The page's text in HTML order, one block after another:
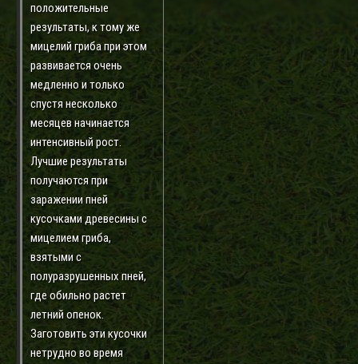
положительные
результаты, к тому же
мицелий гриба при этом
развивается очень
медленно и только
спустя несколько
месяцев начинается
интенсивный рост.
Лучшие результаты
получаются при
заражении пней
кусочками древесины с
мицелием гриба,
взятыми с
полуразрушенных пней,
где обильно растет
летний опенок.
Заготовить эти кусочки
нетрудно во время